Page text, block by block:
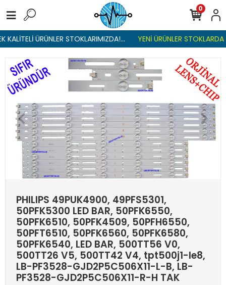
ÜRÜNLER STOKLARIMIZDA!... YENİ ÜRÜNLER STOKLARDA ,
0
PHILIPS 49PUK4900, 49PFS5301,
50PFK5300 LED BAR, 50PFK6550,
50PFK6510, 50PFK4509, 50PFH6550,
50PFT6510, 50PFK6560, 50PFK6580,
50PFK6540, LED BAR, 500TT56 V0,
500TT26 V5, 500TT42 V4, tpt500j1-le8,
LB-PF3528-GJD2P5C506X11-L-B, LB-
PF3528-GJD2P5C506X11-R-H TAK